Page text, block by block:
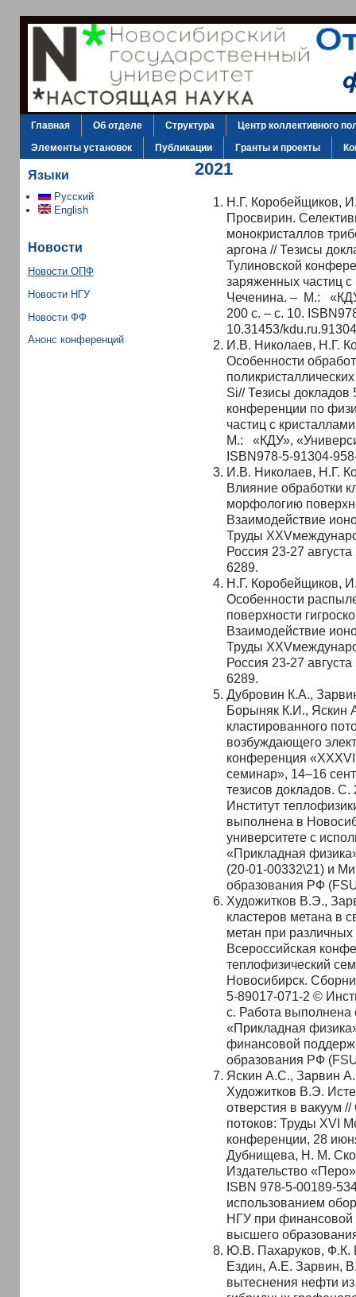
Главная Об отделе Структура
Центр коллективного
Элементы установок
Публикации Гранты и проекты
Языки
Русский
English
Новости
Новости ОПФ
Новости НГУ
Новости ФФ
Анонс конференций
2021
Н.Г. Коробейщиков,
Просвирин.
монокристаллов
аргона // Тезисы
Тулиновской
заряженных
Чеченина. – М.:
200 c. – с. 10.
10.31453/
И.В. Николаев, Н.Г.
Особенности
Si// Тезисы докладов
конференции по
частиц с
М.: «КДУ»,
ISBN978-5-91304-
И.В. Николаев, Н.Г.
Влияние обработки
морфологию
Взаимодействие
Труды
Россия 23-27
6289.
Н.Г. Коробейщиков,
Особенности
поверхности
Взаимодействие
Труды
Россия 23-27
6289.
Дубровин К.А.,
Борыняк К.И., Яскин
кластированного
возбуждающего
конференция
семинар», 14–16
тезисов докладов.
Институт
выполнена в
университете с
«Прикладная
(20-01-00332\21) и
образования РФ
Художитков В.Э.,
кластеров метана в
метан при
Всероссийская
теплофизический
Новосибирск.
5-89017-071-2 ©
с. Работа
«Прикладная
финансовой
образования РФ
Яскин А.С., Зарвин
Художитков В.Э.
отверстия в вакуум
потоков: Труды XVI
конференции, 28
Дубнищева, Н. М.
Издательство
ISBN 978-5-00189-
использованием
НГУ при финансовой
высшего
Ю.В. Пахаруков, Ф.К.
Ездин, А.Е. Зарвин,
вытеснения нефти